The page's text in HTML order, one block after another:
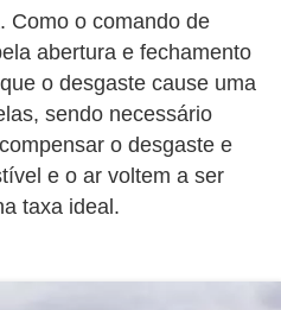
Como o comando de
abertura e fechamento
o desgaste cause uma
sendo necessário
o desgaste e
e o ar voltem a ser
taxa ideal.